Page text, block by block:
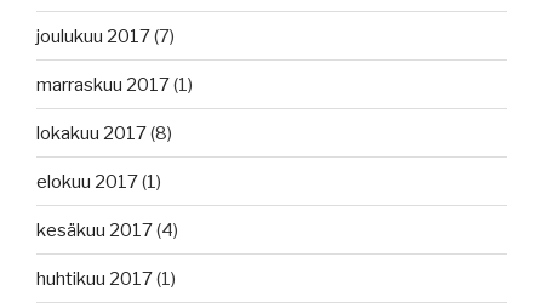
joulukuu 2017(7)
marraskuu 2017(1)
lokakuu 2017(8)
elokuu 2017(1)
kesäkuu 2017(4)
huhtikuu 2017(1)